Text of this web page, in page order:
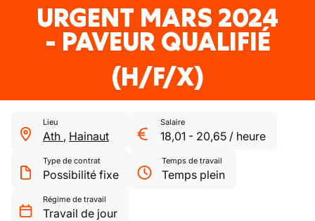
URGENT MARS 2024
- PAVEUR QUALIFIÉ
(H/F/X)
Lieu
Ath , Hainaut
Salaire
18,01 - 20,65 / heure
Type de contrat
Possibilité fixe
Temps de travail
Temps plein
Régime de travail
Travail de jour